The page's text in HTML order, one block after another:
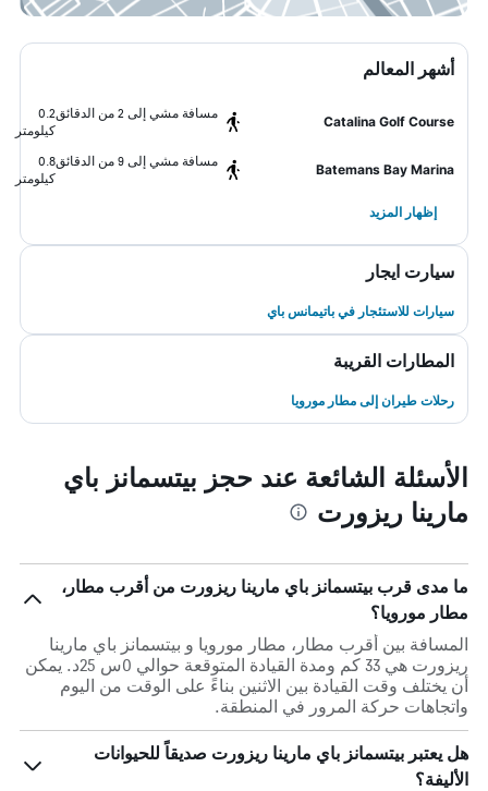
أشهر المعالم
Catalina Golf Course
مسافة مشي إلى 2 من الدقائق
0.2
كيلومتر
Batemans Bay Marina
مسافة مشي إلى 9 من الدقائق
0.8
كيلومتر
إظهار المزيد
سيارت ايجار
سيارات للاستئجار في باتيمانس باي
المطارات القريبة
رحلات طيران إلى مطار مورويا
الأسئلة الشائعة عند حجز بيتسمانز باي
مارينا ريزورت
ما مدى قرب بيتسمانز باي مارينا ريزورت من أقرب مطار،
مطار مورويا؟
المسافة بين أقرب مطار، مطار مورويا و بيتسمانز باي مارينا
ريزورت هي 33 كم ومدة القيادة المتوقعة حوالي 0س 25د. يمكن
أن يختلف وقت القيادة بين الاثنين بناءً على الوقت من اليوم
واتجاهات حركة المرور في المنطقة.
هل يعتبر بيتسمانز باي مارينا ريزورت صديقاً للحيوانات
الأليفة؟